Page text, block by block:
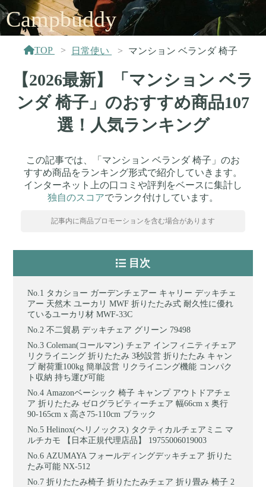
Campbuddy
TOP 日常使い マンション ベランダ 椅子
【2026最新】「マンション ベラ
ンダ 椅子」のおすすめ商品107
選！人気ランキング
この記事では、「マンション ベランダ 椅子」のお
すすめ商品をランキング形式で紹介していきます。
インターネット上の口コミや評判をベースに集計し
独自のスコアでランク付けしています。
記事内に商品プロモーションを含む場合があります
目次
タカショー ガーデンチェアー キャリー デッキチェ
アー 天然木 ユーカリ MWF 折りたたみ式 耐久性に優れ
ているユーカリ材 MWF-33C
不二貿易 デッキチェア グリーン 79498
Coleman(コールマン) チェア インフィニティチェア
リクライニング 折りたたみ 3秒設営 折りたたみ キャン
プ 耐荷重100kg 簡単設営 リクライニング機能 コンパク
ト収納 持ち運び可能
Amazonベーシック 椅子 キャンプ アウトドアチェ
ア 折りたたみ ゼログラビティーチェア 幅66cm x 奥行
90-165cm x 高さ75-110cm ブラック
Helinox(ヘリノックス) タクティカルチェアミニ マ
ルチカモ 【日本正規代理店品】 19755006019003
AZUMAYA フォールディングデッキチェア 折りた
たみ可能 NX-512
折りたたみ椅子 折りたたみチェア 折り畳み 椅子 2